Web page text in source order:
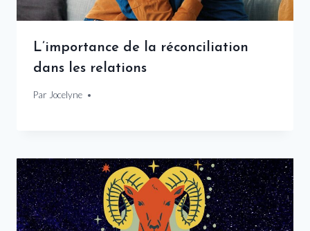
L’importance de la réconciliation
dans les relations
Par Jocelyne
26 janvier 2025